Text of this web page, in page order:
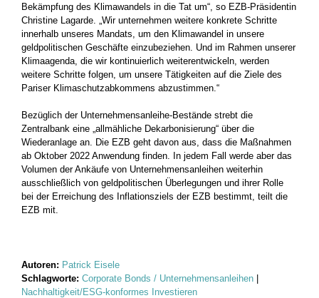
Bekämpfung des Klimawandels in die Tat um“, so EZB-Präsidentin
Christine Lagarde. „Wir unternehmen weitere konkrete Schritte
innerhalb unseres Mandats, um den Klimawandel in unsere
geldpolitischen Geschäfte einzubeziehen. Und im Rahmen unserer
Klimaagenda, die wir kontinuierlich weiterentwickeln, werden
weitere Schritte folgen, um unsere Tätigkeiten auf die Ziele des
Pariser Klimaschutzabkommens abzustimmen.“
Bezüglich der Unternehmensanleihe-Bestände strebt die
Zentralbank eine „allmähliche Dekarbonisierung“ über die
Wiederanlage an. Die EZB geht davon aus, dass die Maßnahmen
ab Oktober 2022 Anwendung finden. In jedem Fall werde aber das
Volumen der Ankäufe von Unternehmensanleihen weiterhin
ausschließlich von geldpolitischen Überlegungen und ihrer Rolle
bei der Erreichung des Inflationsziels der EZB bestimmt, teilt die
EZB mit.
Autoren: Patrick Eisele
Schlagworte: Corporate Bonds / Unternehmensanleihen
Nachhaltigkeit/ESG-konformes Investieren